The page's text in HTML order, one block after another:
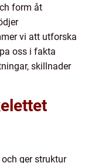
form åt
vi att utforska
oss i fakta
skillnader
ger struktur